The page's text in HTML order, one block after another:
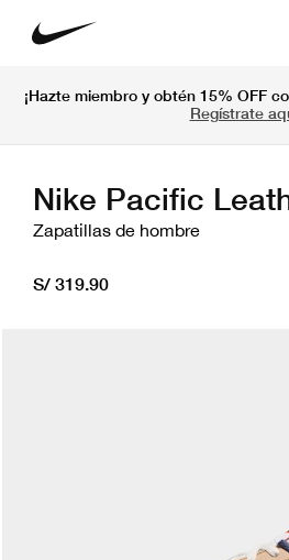
¡Hazte miembro y obtén 15% OFF
Regístrate
Nike Pacific
Zapatillas de hombre
S/ 319.90